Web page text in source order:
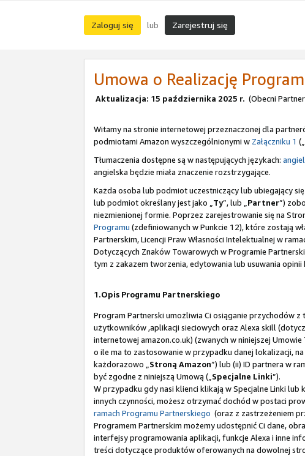
Zaloguj się lub Zarejestruj się
Umowa o Realizację
Aktualizacja: 15 października 2025 r. (Obecni
Witamy na stronie internetowej przeznaczonej dla
podmiotami Amazon wyszczególnionymi w Załączniku 1 („
Tłumaczenia dostępne są w następujących językach:
angielska będzie miała znaczenie rozstrzygające.
Każda osoba lub podmiot uczestniczący lub ubiegający
lub podmiot określany jest jako „Ty”, lub „Partner”)
niezmienionej formie. Poprzez zarejestrowanie się na
Programu (zdefiniowanych w Punkcie 12), które zostają
Partnerskim, Licencji Praw Własności Intelektualnej w
Dotyczących Znaków Towarowych w Programie
tym z zakazem tworzenia, edytowania lub usuwania
1.Opis Programu Partnerskiego
Program Partnerski umożliwia Ci osiąganie przychodów z
użytkowników ,aplikacji sieciowych oraz Alexa skill
internetowej amazon.co.uk) (zwanych w niniejszej Umowie
o ile ma to zastosowanie w przypadku danej lokalizacji,
każdorazowo „Stroną Amazon”) lub (ii) ID partnera w
być zgodne z niniejszą Umową („Specjalne Linki”).
W przypadku gdy nasi klienci klikają w Specjalne Linki
innych czynności, możesz otrzymać dochód w postaci
ramach Programu Partnerskiego (oraz z zastrzeżeniem
Programem Partnerskim możemy udostępnić Ci dane,
interfejsy programowania aplikacji, funkcje Alexa i inne
treści dotyczące produktów oferowanych na dowolnej